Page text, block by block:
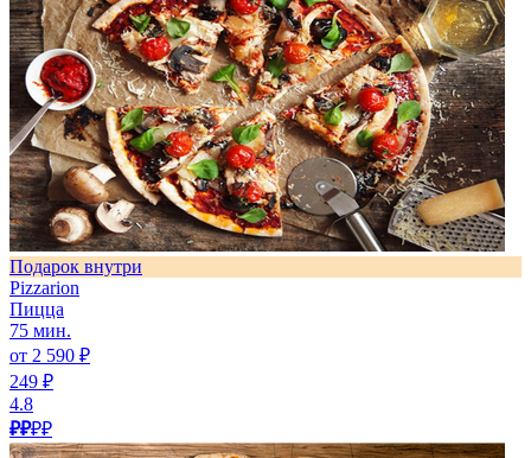
Подарок внутри
Pizzarion
Пицца
75 мин.
от 2 590 ₽
249 ₽
4.8
₽₽₽₽